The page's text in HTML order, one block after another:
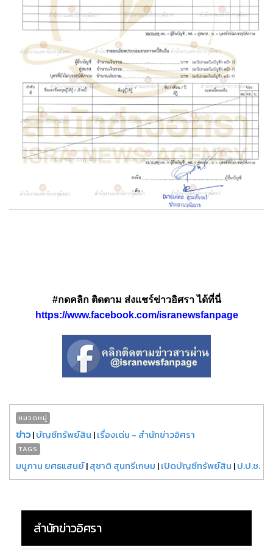
#กดคลิก ติดตาม ส่งแชร์ข่าวอิศรา ได้ที่นี่
https://www.facebook.com/isranewsfanpage
หมวดหมู่
ข่าว|บัญชีทรัพย์สิน |เรื่องเด่น - สำนักข่าวอิศรา
TAGS
มนูภาน ยศธแสนย์|สุชาติ สุนทรีเกษม |เปิดบัญชีทรัพย์สิน |ป.ป.ช.
สำนักข่าวอิศรา